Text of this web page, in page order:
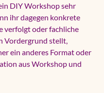
DIY Workshop sehr
ihr dagegen konkrete
verfolgt oder fachliche
Vordergrund stellt,
ein anderes Format oder
aus Workshop und